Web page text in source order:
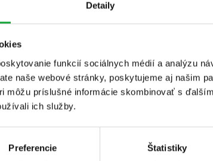
Detaily
funkcií sociálnych médií a analýzu
naše webové stránky, poskytujeme aj našim
môžu príslušné informácie skombinovať s
ich služby.
Preferencie Štatistiky